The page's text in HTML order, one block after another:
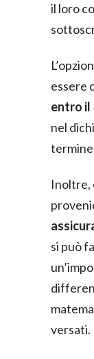
il loro
essere
entro il
nel
termine
Inoltre,
si può
versati.